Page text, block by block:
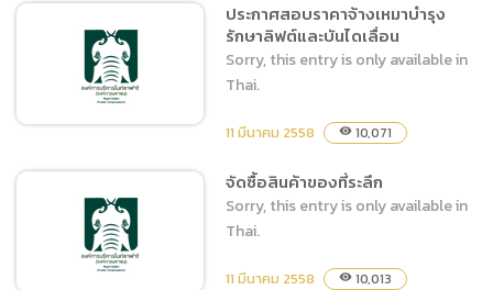
ประกาศสอบราคาจ้างเหมา
บำรุงรักษาระบบปรับอากาศ
ประกาศสอบราคาจ้างเหมา
บำรุงรักษาลิฟต์และบันไดเลื่อน
ประกาศสอบราคาจ้างเหมาบำรุง
รักษาลิฟต์และบันไดเลื่อน
Sorry, this entry is only available in
Thai.
11 มีนาคม 2558 visibility 10,071
จัดซื้อสินค้าของที่ระลึก
Sorry, this entry is only available in
Thai.
11 มีนาคม 2558 visibility 10,013